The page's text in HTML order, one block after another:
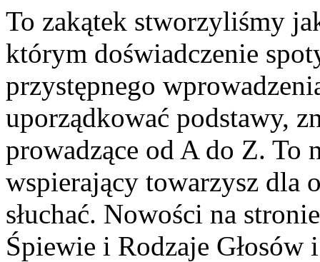
To zakątek stworzyliśmy
którym doświadczenie
przystępnego
uporządkować podstawy,
prowadzące od A do Z. To
wspierający towarzysz dla
słuchać. Nowości na
Śpiewie i Rodzaje